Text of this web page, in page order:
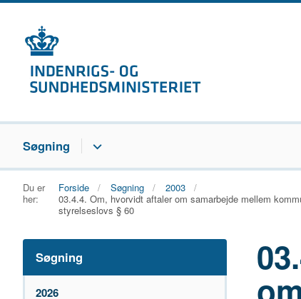
Søgning
Du er
her:
Forside Søgning
2003
03.4.4. Om, hvorvidt aftaler om samarbejde mellem
styrelseslovs § 60
Søgning
2026